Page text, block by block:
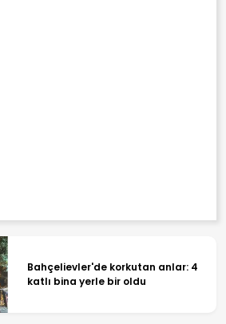
Bahçelievler'de korkutan anlar: 4
katlı bina yerle bir oldu